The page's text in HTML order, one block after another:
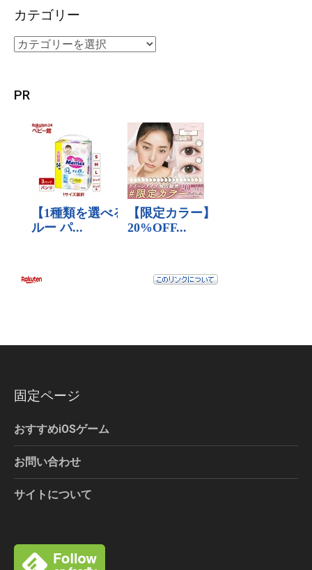
カテゴリー
PR
固定ページ
おすすめiOSゲーム
お問い合わせ
サイトについて